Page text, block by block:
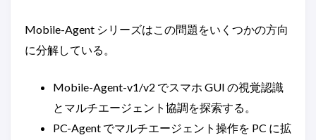
Mobile-Agent シリーズはこの問題をいくつかの方向
に分解している。
Mobile-Agent-v1/v2 でスマホ GUI の視覚認識
とマルチエージェント協調を探索する。
PC-Agent でマルチエージェント操作を PC に拡